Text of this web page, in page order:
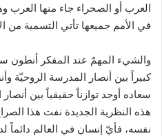
العرب أو الصحراء جاء منها العرب
في الأمم جميعها تأتي التسمية من
والشيء المهمّ عند المفكر أنطون
كبيراً بين أنصار المدرسة الروحيّة
سعاده أوجد توازناً حقيقياً بين
هذه النظرية الجديدة نفت هذا
نفسه، فأيّ إنسان في العالم دائماً